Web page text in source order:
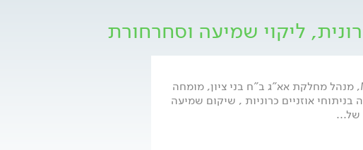
ליקוי שמיעה וסחרחורת
ד"רק חניפס ריאד M.D M.H.A, מנהל מחלקת אא"ג ב"ח בני ציון, מומחה
אוזניים כרוניות , שיקום שמיעה
של...